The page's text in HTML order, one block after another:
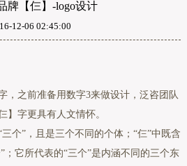
牌【仨】-logo设计
12-06 02:45:00
，之前准备用数字3来做设计，泛咨团队
】字更具有人文情怀。
个”，且是三个不同的个体；“仨”中既含
；它所代表的“三个”是内涵不同的三个东